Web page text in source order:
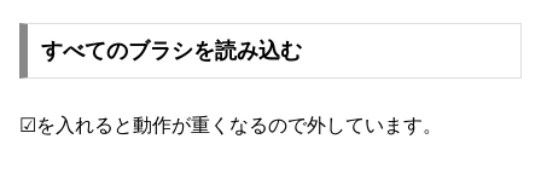
すべてのブラシを読み込む
☑を入れると動作が重くなるので外しています。